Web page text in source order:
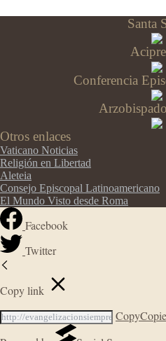
Santa
Conferencia
Otros enlaces
Vaticano Noticias
Religión en Libertad
Aleteia
Consejo Episcopal Latinoamericano
El Mundo Visto desde Roma
Facebook
Twitter
Copy link
Copy